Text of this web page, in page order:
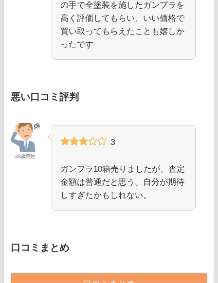
の手で全塗装を施したガンプラを
高く評価してもらい、いい価格で
買い取ってもらえたことも嬉しか
ったです
悪い口コミ評判
28歳男性
3
ガンプラ10箱売りましたが、査定
金額は普通だと思う。自分が期待
しすぎたかもしれない。
口コミまとめ